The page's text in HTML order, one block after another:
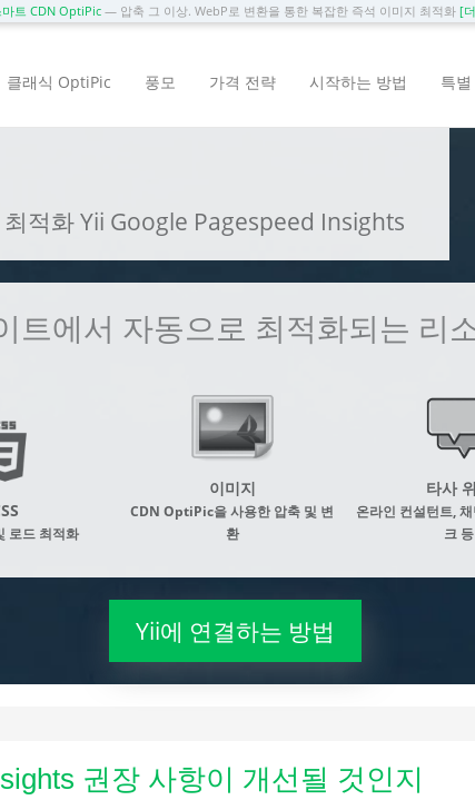
트 CDN OptiPic— 압축 그 이상. WebP로 변환을 통한 복잡한 즉석 이미지 최적화 [
클래식 OptiPic 풍모 가격 전략 시작하는 방법 특
적화 Yii Google Pagespeed Insights
트에서 자동으로 최적화되는 리
로드 최적화
이미지
CDN OptiPic을 사용한 압축 및 변
환
타사
온라인 컨설턴트,
크 등
Yii에 연결하는 방법
권장 사항이 개선될 것인지